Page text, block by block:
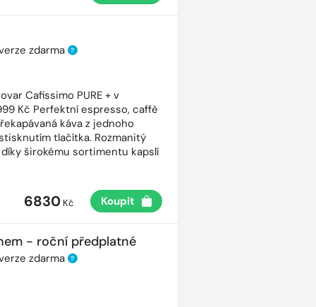
zdarma ?
Cafissimo PURE + v
Kč Perfektní espresso, caffè
káva z jednoho
tlačítka. Rozmanitý
širokému sortimentu kapslí
6830Kč Koupit
- roční předplatné
zdarma ?